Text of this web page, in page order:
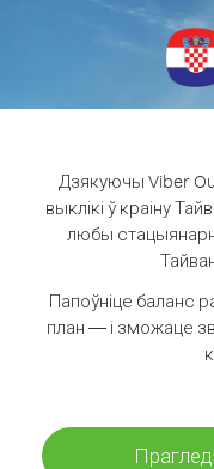
Дзякуючы Viber
выклікі ў краіну
любы
Папоўніце баланс
план — і зможаце